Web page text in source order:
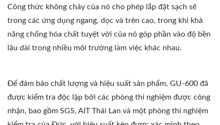
Công thức không chảy của nó cho phép lắp đặt sạch sẽ
trong các ứng dụng ngang, dọc và trên cao, trong khi khả
năng chống hóa chất tuyệt vời của nó góp phần vào độ bền
lâu dài trong nhiều môi trường làm việc khác nhau.
Để đảm bảo chất lượng và hiệu suất sản phẩm, GU-600 đã
được kiểm tra độc lập bởi các phòng thí nghiệm được công
nhận, bao gồm SGS, AIT Thái Lan và một phòng thí nghiệm